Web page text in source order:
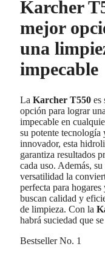
Karcher
mejor
una
impecable
La Karcher T550 es
opción para lograr
impecable en
su potente tecnología
innovador, esta
garantiza resultados
cada uso. Además,
versatilidad la
perfecta para
buscan calidad y
de limpieza. Con la
habrá suciedad que
Bestseller No. 1